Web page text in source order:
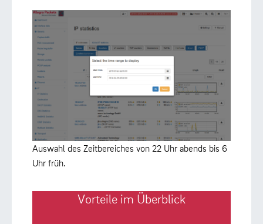
Auswahl des Zeitbereiches von 22 Uhr abends bis 6
Uhr früh.
Vorteile im Überblick